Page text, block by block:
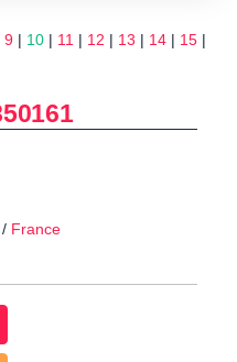
9 | 10 | 11 | 12 | 13 | 14 | 15 |
/ France